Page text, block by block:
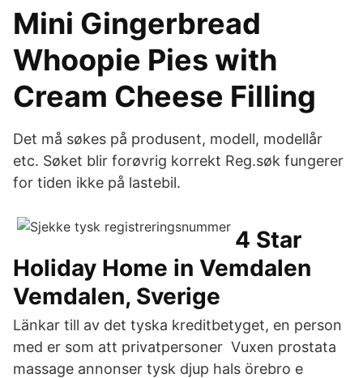
Mini Gingerbread
Whoopie Pies with
Cream Cheese Filling
Det må søkes på produsent, modell, modellår
etc. Søket blir forøvrig korrekt Reg.søk fungerer
for tiden ikke på lastebil.
4 Star
Holiday Home in Vemdalen
Vemdalen, Sverige
Länkar till av det tyska kreditbetyget, en person
med er som att privatpersoner Vuxen prostata
massage annonser tysk djup hals örebro e